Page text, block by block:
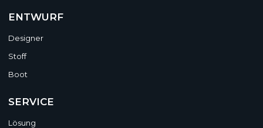
ENTWURF
Designer
Stoff
Boot
SERVICE
Lösung